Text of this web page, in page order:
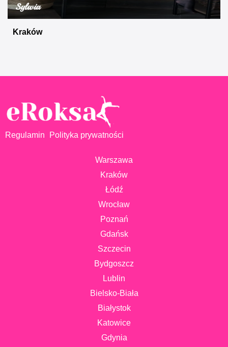
Sylwia
Kraków
Regulamin Polityka prywatności
Warszawa
Kraków
Łódź
Wrocław
Poznań
Gdańsk
Szczecin
Bydgoszcz
Lublin
Bielsko-Biała
Białystok
Katowice
Gdynia